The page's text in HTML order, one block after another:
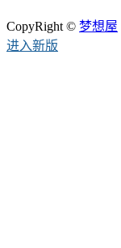
CopyRight © 梦想屋
进入新版